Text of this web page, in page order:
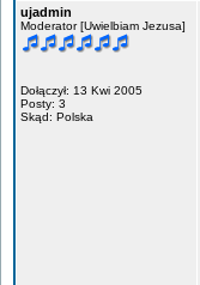
ujadmin
Moderator [Uwielbiam Jezusa]
Dołączył: 13 Kwi 2005
Posty: 3
Skąd: Polska